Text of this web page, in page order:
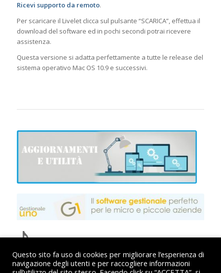
Ricevi supporto da remoto.
Per scaricare il Livelet clicca sul pulsante “SCARICA”, effettua il
download del software ed in pochi secondi potrai ricevere
assistenza.
Questa versione si adatta perfettamente a tutte le release del
sistema operativo Mac OS 10.9 e successivi.
Questo sito fa uso di cookies per migliorare l’esperienza di
navigazione degli utenti e per raccogliere informazioni